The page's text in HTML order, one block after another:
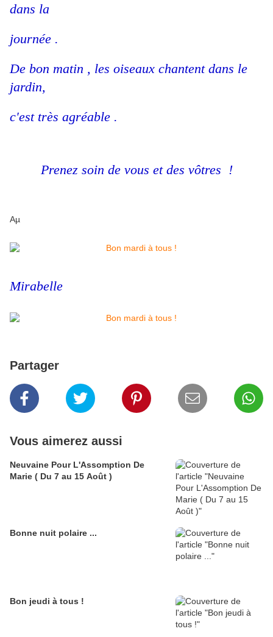
dans la
journée .
De bon matin , les oiseaux chantent dans le
jardin,
c'est très agréable .
Prenez soin de vous et des vôtres !
Aµ
Mirabelle
Partager
Vous aimerez aussi
Neuvaine Pour L'Assomption De
Marie ( Du 7 au 15 Août )
Bonne nuit polaire ...
Bon jeudi à tous !